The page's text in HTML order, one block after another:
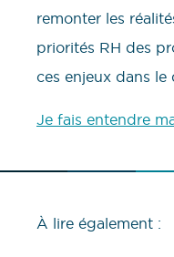
remonter les
priorités RH des
ces enjeux dans
Je fais entendre
À lire également :